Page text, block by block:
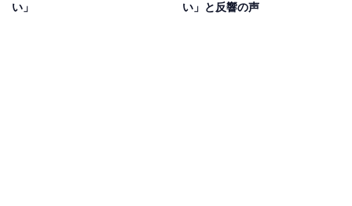
い」
い」と反響の声